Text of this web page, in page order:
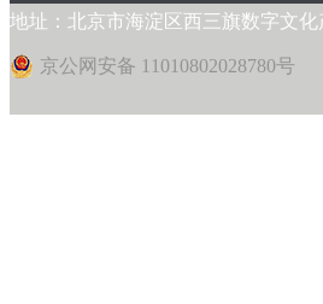
地址：北京市海淀区西三旗数字文
京公网安备 11010802028780号